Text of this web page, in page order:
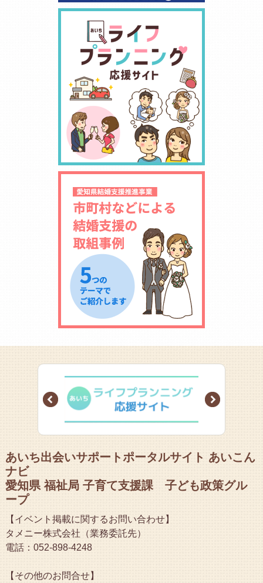
Prev Next
あいち出会いサポートポータルサイト あいこん
ナビ
愛知県 福祉局 子育て支援課 子ども政策グル
ープ
【イベント掲載に関するお問い合わせ】
タメニー株式会社（業務委託先）
電話：052-898-4248
【その他のお問合せ】